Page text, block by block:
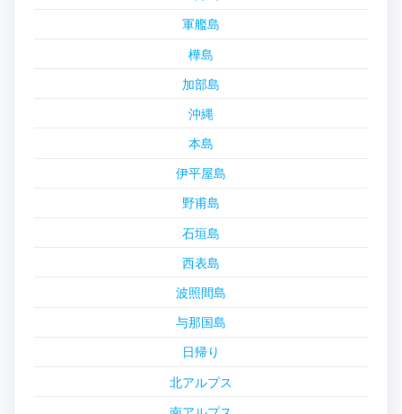
軍艦島
樺島
加部島
沖縄
本島
伊平屋島
野甫島
石垣島
西表島
波照間島
与那国島
日帰り
北アルプス